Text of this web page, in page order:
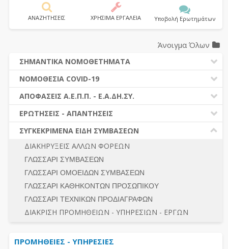
ΑΝΑΖΗΤΗΣΕΙΣ ΧΡΗΣΙΜΑ ΕΡΓΑΛΕΙΑ Υποβολή Ερωτημάτων
Άνοιγμα Όλων
ΣΗΜΑΝΤΙΚΑ ΝΟΜΟΘΕΤΗΜΑΤΑ
ΔΗΜΟΣΙΕΣ ΣΥΜΒΑΣΕΙΣ (Ν. 4412/2016)
ΔΗΜΟΤΙΚΟΣ ΚΩΔΙΚΑΣ (Ν.3463/2006)
ΚΑΛΛΙΚΡΑΤΗΣ (Ν.3852/2010)
ΝΟΜΟΘΕΣΙΑ - ΝΟΜΟΛΟΓΙΑ (ΣΥΝΟΛΟ)
ΝΟΜΟΘΕΣΙΑ COVID-19
ΝΟΜΟΘΕΣΙΑ - ΝΟΜΟΛΟΓΙΑ COVID -19
ΕΡΩΤΗΣΕΙΣ - ΑΠΑΝΤΗΣΕΙΣ
ΑΠΟΦΑΣΕΙΣ Α.Ε.Π.Π. - Ε.Α.ΔΗ.ΣΥ.
ΠΡΟΔΙΚΑΣΤΙΚΗ ΠΡΟΣΦΥΓΗ
ΓΕΝΙΚΟΙ ΚΑΝΟΝΕΣ
ΔΙΚΑΙΟΥΜΕΝΟΙ ΣΥΜΜΕΤΟΧΗΣ
ΠΡΟΣΦΟΡΕΣ – ΔΙΚΑΙΟΛΟΓΗΤΙΚΑ ΣΥΜΜΕΤΟΧΗΣ
ΔΙΕΞΑΓΩΓΗ ΔΙΑΔΙΚΑΣΙΑΣ
ΕΣΗΔΗΣ – ΚΗΜΔΗΣ
ΠΕΡΙΛΗΨΕΙΣ ΑΠΟΦΑΣΕΩΝ Α.Ε.Π.Π. - Ε.Α.ΔΗ.ΣΥ.
ΣΥΝΟΛΟ
ΕΡΩΤΗΣΕΙΣ - ΑΠΑΝΤΗΣΕΙΣ
Ν. 4782/2021 - ΤΡΟΠΟΠΟΙΗΣΗ 4412/2016
ΔΙΕΞΑΓΩΓΗ ΔΙΑΔΙΚΑΣΙΑΣ
ΔΙΑΔΙΚΑΣΙΕΣ ΑΝΑΘΕΣΗΣ
ΓΕΝΙΚΟΙ ΚΑΝΟΝΕΣ
ΠΡΟΕΤΟΙΜΑΣΙΑ - ΔΗΜΟΣΙΟΤΗΤΑ
ΛΟΓΟΙ ΑΠΟΚΛΕΙΣΜΟΥ-ΔΙΚΑΙΟΥΜΕΝΟΙ ΣΥΜΜΕΤΟΧΗΣ
ΠΡΟΣΦΟΡΕΣ - ΔΙΚΑΙΟΛΟΓΗΤΙΚΑ ΣΥΜΜΕΤΟΧΗΣ
ΣΥΓΚΕΚΡΙΜΕΝΑ ΕΙΔΗ ΣΥΜΒΑΣΕΩΝ
ΔΙΑΚΗΡΥΞΕΙΣ ΑΛΛΩΝ ΦΟΡΕΩΝ
ΓΛΩΣΣΑΡΙ ΣΥΜΒΑΣΕΩΝ
ΓΛΩΣΣΑΡΙ ΟΜΟΕΙΔΩΝ ΣΥΜΒΑΣΕΩΝ
ΓΛΩΣΣΑΡΙ ΚΑΘΗΚΟΝΤΩΝ ΠΡΟΣΩΠΙΚΟΥ
ΓΛΩΣΣΑΡΙ ΤΕΧΝΙΚΩΝ ΠΡΟΔΙΑΓΡΑΦΩΝ
ΔΙΑΚΡΙΣΗ ΠΡΟΜΗΘΕΙΩΝ - ΥΠΗΡΕΣΙΩΝ - ΕΡΓΩΝ
ΠΡΟΜΗΘΕΙΕΣ - ΥΠΗΡΕΣΙΕΣ